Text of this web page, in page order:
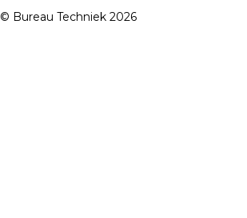
© Bureau Techniek 2026